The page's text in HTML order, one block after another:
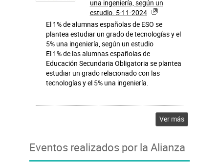
una ingeniería, según un
estudio. 5-11-2024
El 1% de alumnas españolas de ESO se
plantea estudiar un grado de tecnologías y el
5% una ingeniería, según un estudio
El 1% de las alumnas españolas de
Educación Secundaria Obligatoria se plantea
estudiar un grado relacionado con las
tecnologías y el 5% una ingeniería.
Ver más
Eventos realizados por la Alianza